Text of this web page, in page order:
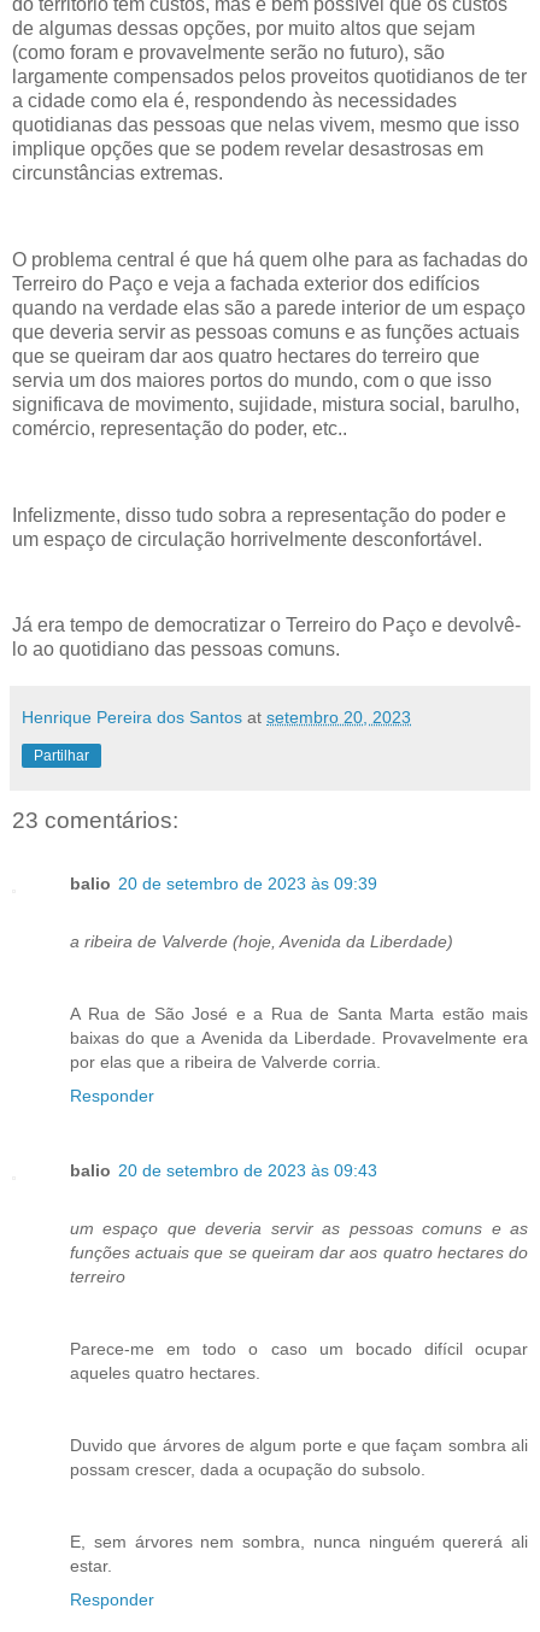
do território têm custos, mas é bem possível que os custos
de algumas dessas opções, por muito altos que sejam
(como foram e provavelmente serão no futuro), são
largamente compensados pelos proveitos quotidianos de ter
a cidade como ela é, respondendo às necessidades
quotidianas das pessoas que nelas vivem, mesmo que isso
implique opções que se podem revelar desastrosas em
circunstâncias extremas.
O problema central é que há quem olhe para as fachadas do
Terreiro do Paço e veja a fachada exterior dos edifícios
quando na verdade elas são a parede interior de um espaço
que deveria servir as pessoas comuns e as funções actuais
que se queiram dar aos quatro hectares do terreiro que
servia um dos maiores portos do mundo, com o que isso
significava de movimento, sujidade, mistura social, barulho,
comércio, representação do poder, etc..
Infelizmente, disso tudo sobra a representação do poder e
um espaço de circulação horrivelmente desconfortável.
Já era tempo de democratizar o Terreiro do Paço e devolvê-
lo ao quotidiano das pessoas comuns.
Henrique Pereira dos Santos at setembro 20, 2023
Partilhar
23 comentários:
balio 20 de setembro de 2023 às 09:39
a ribeira de Valverde (hoje, Avenida da Liberdade)
A Rua de São José e a Rua de Santa Marta estão mais
baixas do que a Avenida da Liberdade. Provavelmente era
por elas que a ribeira de Valverde corria.
Responder
balio 20 de setembro de 2023 às 09:43
um espaço que deveria servir as pessoas comuns e as
funções actuais que se queiram dar aos quatro hectares do
terreiro
Parece-me em todo o caso um bocado difícil ocupar
aqueles quatro hectares.
Duvido que árvores de algum porte e que façam sombra ali
possam crescer, dada a ocupação do subsolo.
E, sem árvores nem sombra, nunca ninguém quererá ali
estar.
Responder